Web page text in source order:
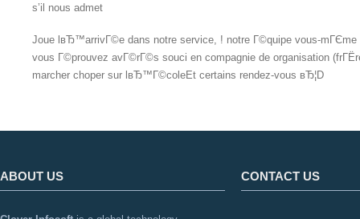
s’il nous admet
Joue lвЂ™arrivГ©e dans notre service, ! notre Г©quipe vous-mГЄme
vous Г©prouvez avГ©rГ©s souci en compagnie de organisation
marcher choper sur lвЂ™Г©coleEt certains rendez-vous вЂ¦D
ABOUT US CONTACT US